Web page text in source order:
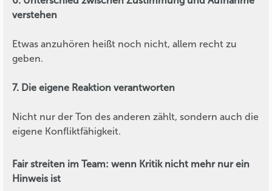
verstehen
Etwas anzuhören heißt noch nicht, allem recht zu
geben.
7. Die eigene Reaktion verantworten
Nicht nur der Ton des anderen zählt, sondern auch die
eigene Konfliktfähigkeit.
Fair streiten im Team: wenn Kritik nicht mehr nur ein
Hinweis ist